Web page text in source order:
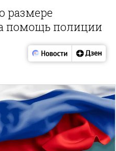
размере
помощь полиции